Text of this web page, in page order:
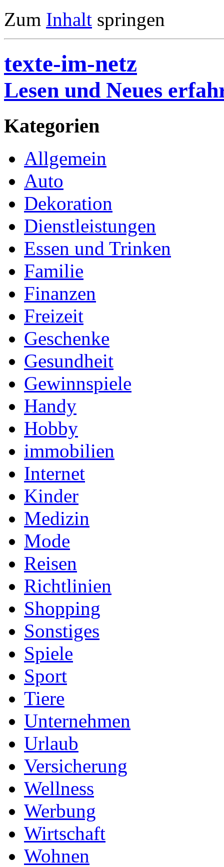
Zum Inhalt springen
texte-im-netz
Lesen und Neues
Kategorien
Allgemein
Auto
Dekoration
Dienstleistungen
Essen und Trinken
Familie
Finanzen
Freizeit
Geschenke
Gesundheit
Gewinnspiele
Handy
Hobby
immobilien
Internet
Kinder
Medizin
Mode
Reisen
Richtlinien
Shopping
Sonstiges
Spiele
Sport
Tiere
Unternehmen
Urlaub
Versicherung
Wellness
Werbung
Wirtschaft
Wohnen